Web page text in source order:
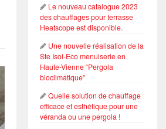
Le nouveau catalogue 2023
des chauffages pour terrasse
Heatscope est disponible.
Une nouvelle réalisation de la
Ste Isol-Eco menuiserie en
Haute-Vienne “Pergola
bioclimatique”
Quelle solution de chauffage
efficace et esthétique pour une
véranda ou une pergola !